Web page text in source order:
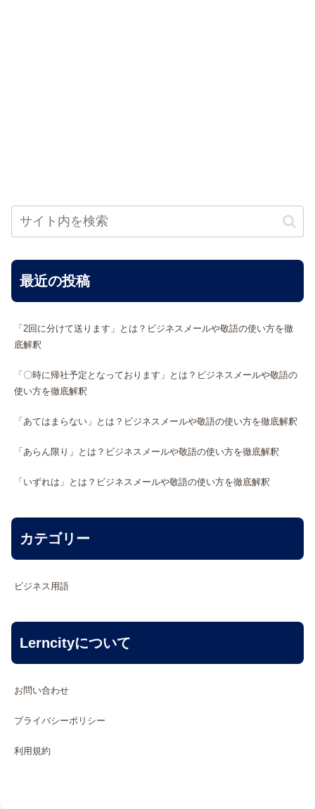
最近の投稿
「2回に分けて送ります」とは？ビジネスメールや敬語の使い方を徹
底解釈
「〇時に帰社予定となっております」とは？ビジネスメールや敬語の
使い方を徹底解釈
「あてはまらない」とは？ビジネスメールや敬語の使い方を徹底解釈
「あらん限り」とは？ビジネスメールや敬語の使い方を徹底解釈
「いずれは」とは？ビジネスメールや敬語の使い方を徹底解釈
カテゴリー
ビジネス用語
Lerncityについて
お問い合わせ
プライバシーポリシー
利用規約